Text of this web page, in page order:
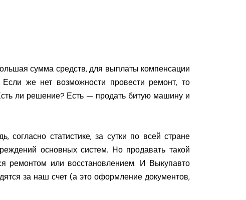
сумма средств, для выплаты компенсации
же нет возможности провести ремонт, то
ли решение? Есть — продать битую машину и
статистике, за сутки по всей стране
основных систем. Но продавать такой
ремонтом или восстановлением. И Выкупавто
за наш счет (а это оформление документов,